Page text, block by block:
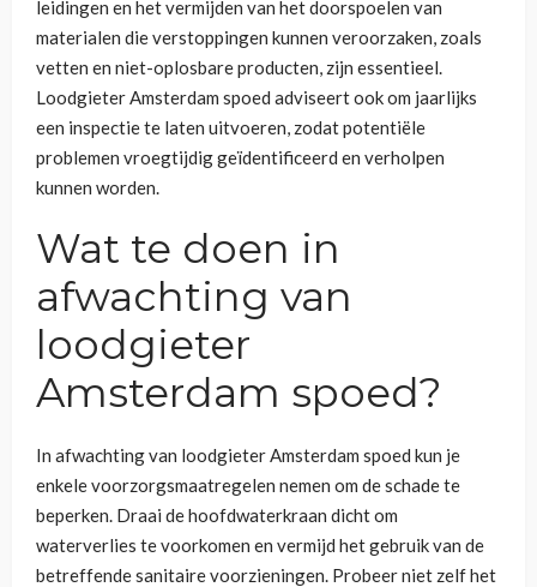
leidingen en het vermijden van het doorspoelen van
materialen die verstoppingen kunnen veroorzaken, zoals
vetten en niet-oplosbare producten, zijn essentieel.
Loodgieter Amsterdam spoed adviseert ook om jaarlijks
een inspectie te laten uitvoeren, zodat potentiële
problemen vroegtijdig geïdentificeerd en verholpen
kunnen worden.
Wat te doen in
afwachting van
loodgieter
Amsterdam spoed?
In afwachting van loodgieter Amsterdam spoed kun je
enkele voorzorgsmaatregelen nemen om de schade te
beperken. Draai de hoofdwaterkraan dicht om
waterverlies te voorkomen en vermijd het gebruik van de
betreffende sanitaire voorzieningen. Probeer niet zelf het